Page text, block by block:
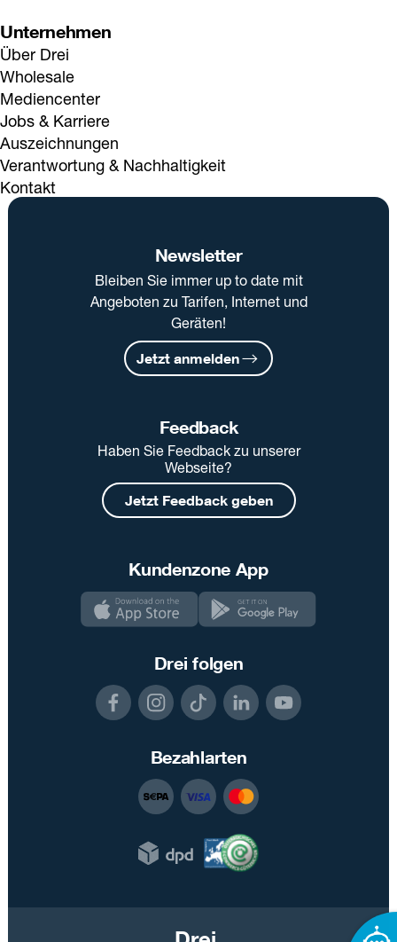
Unternehmen
Über Drei
Wholesale
Mediencenter
Jobs & Karriere
Auszeichnungen
Verantwortung & Nachhaltigkeit
Kontakt
Newsletter
Bleiben Sie immer up to date mit
Angeboten zu Tarifen, Internet und
Geräten!
Jetzt anmelden
Feedback
Haben Sie Feedback zu unserer
Webseite?
Jetzt Feedback geben
Kundenzone App
Drei folgen
Bezahlarten